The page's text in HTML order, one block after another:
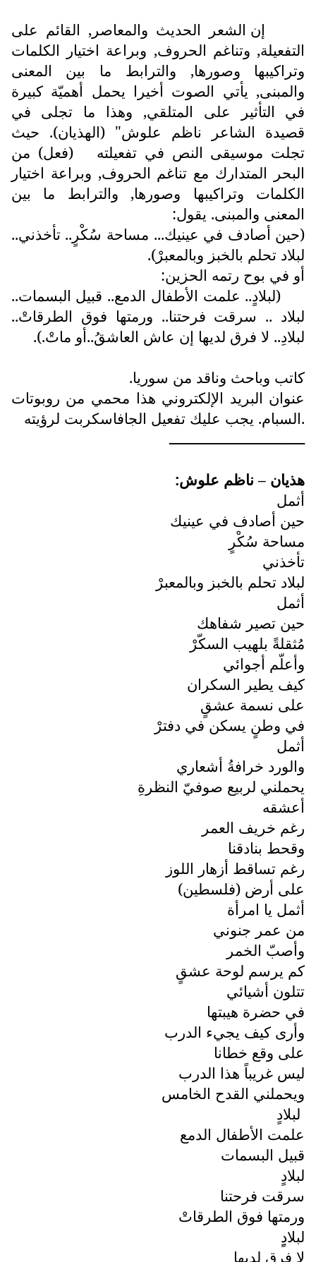
إن الشعر الحديث والمعاصر, القائم على
التفعيلة, وتناغم الحروف, وبراعة اختيار الكلمات
وتراكيبها وصورها, والترابط ما بين المعنى
والمبنى, يأتي الصوت أخيرا يحمل أهميّة كبيرة
في التأثير على المتلقي, وهذا ما تجلى في
قصيدة الشاعر ناظم علوش" (الهذيان). حيث
تجلت موسيقى النص في تفعيلته
(فعل) من
البحر المتدارك مع تناغم الحروف, وبراعة اختيار
الكلمات وتراكيبها وصورها, والترابط ما بين
المعنى والمبنى. يقول:
(حين أصادف في عينيك... مساحة سُكْرٍ.. تأخذني..
لبلاد تحلم بالخبز وبالمعبرْ).
أو في بوح رتمه الحزين:
(لبلادٍ.. علمت الأطفال الدمع.. قبيل البسمات..
لبلاد .. سرقت فرحتنا.. ورمتها فوق الطرقاتْ..
لبلادِ.. لا فرق لديها إن عاش العاشقُ..أو ماتْ.).
كاتب وباحث وناقد من سوريا.
عنوان البريد الإلكتروني هذا محمي من روبوتات
السبام. يجب عليك تفعيل الجافاسكربت لرؤيته.
ــــــــــــــــــــــــــــــــ
هذيان – ناظم علوش:
أثمل
حين أصادف في عينيك
مساحة سُكْرٍ
تأخذني
لبلاد تحلم بالخبز وبالمعبرْ
أثمل
حين تصير شفاهك
مُثقلةً بلهيب السكّرْ
وأعلّم أجوائي
كيف يطير السكران
على نسمة عشقٍ
في وطنٍ يسكن في دفترْ
أثمل
والورد خرافةُ أشعاري
يحملني لربيع صوفيّ النظرةِ
أعشقه
رغم خريف العمر
وقحط بنادقنا
رغم تساقط أزهار اللوز
على أرض (فلسطين)
أثمل يا امرأة
من عمر جنوني
وأصبّ الخمر
كم يرسم لوحة عشقٍ
تتلون أشيائي
في حضرة هيبتها
وأرى كيف يجيء الدرب
على وقع خطانا
ليس غريباً هذا الدرب
ويحملني القدح الخامس
لبلادٍ
علمت الأطفال الدمع
قبيل البسمات
لبلادٍ
سرقت فرحتنا
ورمتها فوق الطرقاتْ
لبلادٍِ
لا فرق لديها